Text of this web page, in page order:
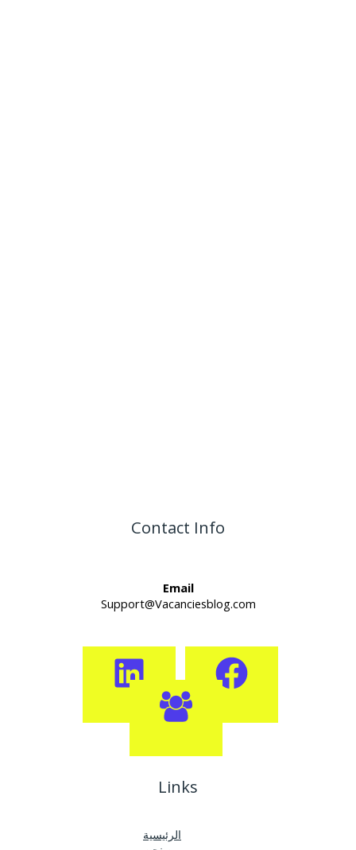
Contact Info
Email
Support@Vacanciesblog.com
Links
الرئيسية